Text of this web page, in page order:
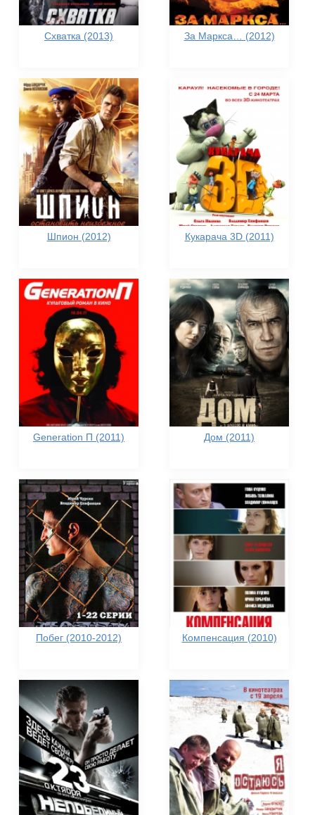
Схватка (2013) За Маркса… (2012)
Шпион (2012) Кукарача 3D (2011)
Generation П (2011) Дом (2011)
Побег (2010-2012) Компенсация (2010)